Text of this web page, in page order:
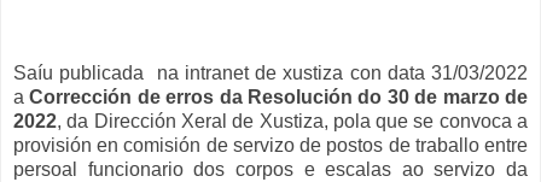
Saíu publicada na intranet de xustiza con data 31/03/2022
aCorrección de erros da Resolución do 30 de marzo de
2022, da Dirección Xeral de Xustiza, pola que se convoca a
provisión en comisión de servizo de postos de traballo entre
persoal funcionario dos corpos e escalas ao servizo da